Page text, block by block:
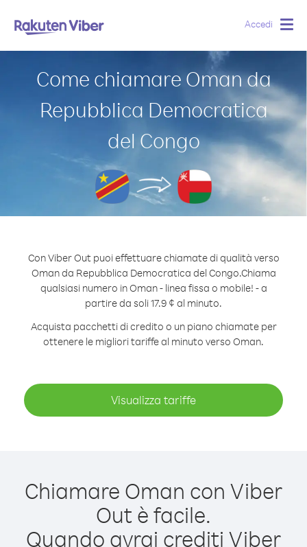
Accedi
Come chiamare Oman da
Repubblica Democratica
del Congo
Con Viber Out puoi effettuare chiamate di qualità verso
Oman da Repubblica Democratica del Congo.Chiama
qualsiasi numero in Oman - linea fissa o mobile! - a
partire da soli 17.9 ¢ al minuto.
Acquista pacchetti di credito o un piano chiamate per
ottenere le migliori tariffe al minuto verso Oman.
Visualizza tariffe
Chiamare Oman con Viber
Out è facile.
Quando avrai crediti Viber